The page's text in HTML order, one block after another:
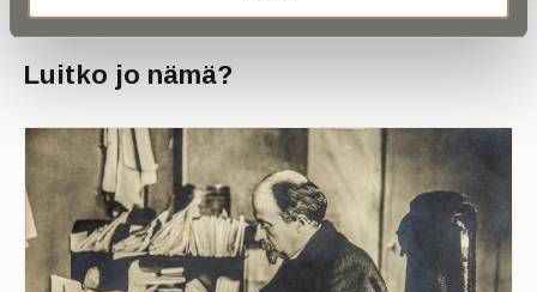
Luitko jo nämä?